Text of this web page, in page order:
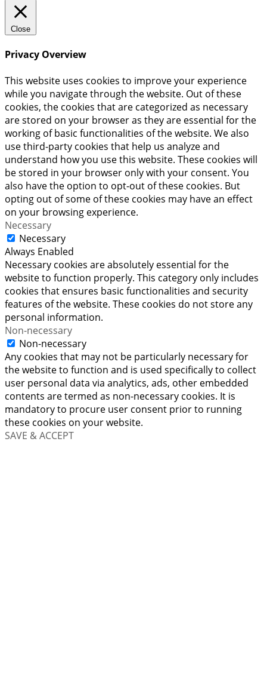
Close
Privacy Overview
This website uses cookies to improve your experience
while you navigate through the website. Out of these
cookies, the cookies that are categorized as necessary
are stored on your browser as they are essential for the
working of basic functionalities of the website. We also
use third-party cookies that help us analyze and
understand how you use this website. These cookies will
be stored in your browser only with your consent. You
also have the option to opt-out of these cookies. But
opting out of some of these cookies may have an effect
on your browsing experience.
Necessary
Necessary
Always Enabled
Necessary cookies are absolutely essential for the
website to function properly. This category only includes
cookies that ensures basic functionalities and security
features of the website. These cookies do not store any
personal information.
Non-necessary
Non-necessary
Any cookies that may not be particularly necessary for
the website to function and is used specifically to collect
user personal data via analytics, ads, other embedded
contents are termed as non-necessary cookies. It is
mandatory to procure user consent prior to running
these cookies on your website.
SAVE & ACCEPT